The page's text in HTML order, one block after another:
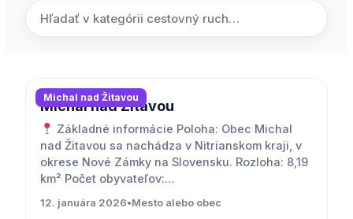
Michal nad Žitavou
Michal nad Žitavou
Základné informácie Poloha: Obec Michal
nad Žitavou sa nachádza v Nitrianskom kraji, v
okrese Nové Zámky na Slovensku. Rozloha: 8,19
km² Počet obyvateľov:…
12. januára 2026•Mesto alebo obec